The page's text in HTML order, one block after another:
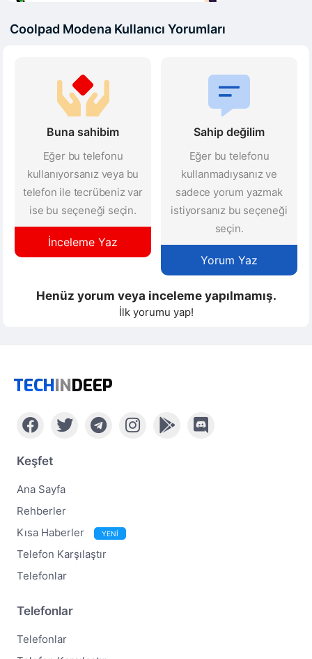
Coolpad Modena Kullanıcı Yorumları
Buna sahibim
Eğer bu telefonu
kullanıyorsanız veya bu
telefon ile tecrübeniz var
ise bu seçeneği seçin.
İnceleme Yaz
Sahip değilim
Eğer bu telefonu
kullanmadıysanız ve
sadece yorum yazmak
istiyorsanız bu seçeneği
seçin.
Yorum Yaz
Henüz yorum veya inceleme yapılmamış.
İlk yorumu yap!
TECHINDEEP
Keşfet
Ana Sayfa
Rehberler
Kısa Haberler
YENİ
Telefon Karşılaştır
Telefonlar
Telefonlar
Telefonlar